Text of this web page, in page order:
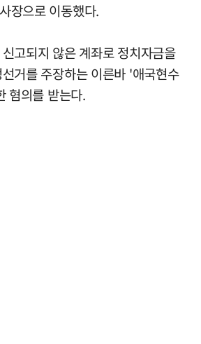
장으로 이동했다.
고되지 않은 계좌로 정치자금을
거를 주장하는 이른바 '애국현수
혐의를 받는다.